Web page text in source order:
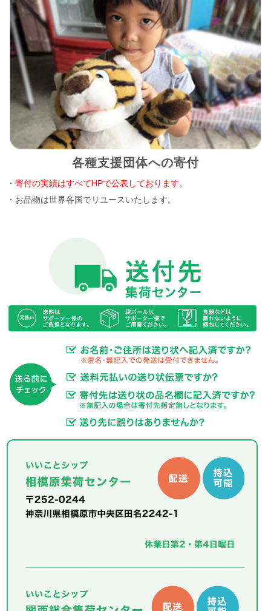
各種支援団体への寄付
・寄付の実績はすべてHPで公表しております。
・お品物は世界各国でリユースいたします。